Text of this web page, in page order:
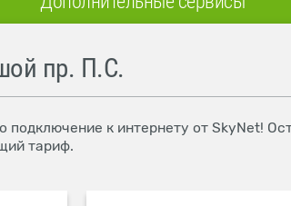
пр. П.С.
к интернету от SkyNet!
тариф.